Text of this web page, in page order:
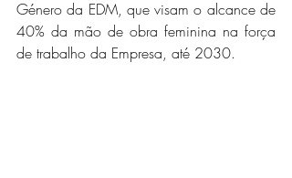
Género da EDM, que visam o alcance de
40% da mão de obra feminina na força
de trabalho da Empresa, até 2030.